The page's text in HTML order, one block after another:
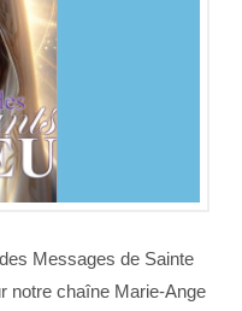
Messages de Sainte
notre chaîne Marie-Ange